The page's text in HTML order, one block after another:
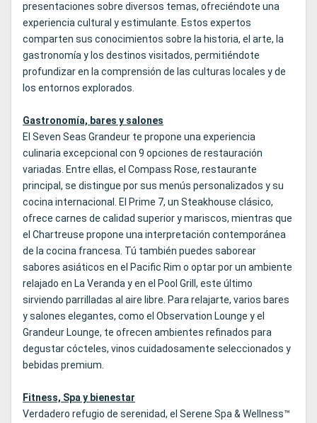
presentaciones sobre diversos temas, ofreciéndote una
experiencia cultural y estimulante. Estos expertos
comparten sus conocimientos sobre la historia, el arte, la
gastronomía y los destinos visitados, permitiéndote
profundizar en la comprensión de las culturas locales y de
los entornos explorados.
Gastronomía, bares y salones
El Seven Seas Grandeur te propone una experiencia
culinaria excepcional con 9 opciones de restauración
variadas. Entre ellas, el Compass Rose, restaurante
principal, se distingue por sus menús personalizados y su
cocina internacional. El Prime 7, un Steakhouse clásico,
ofrece carnes de calidad superior y mariscos, mientras que
el Chartreuse propone una interpretación contemporánea
de la cocina francesa. Tú también puedes saborear
sabores asiáticos en el Pacific Rim o optar por un ambiente
relajado en La Veranda y en el Pool Grill, este último
sirviendo parrilladas al aire libre. Para relajarte, varios bares
y salones elegantes, como el Observation Lounge y el
Grandeur Lounge, te ofrecen ambientes refinados para
degustar cócteles, vinos cuidadosamente seleccionados y
bebidas premium.
Fitness, Spa y bienestar
Verdadero refugio de serenidad, el Serene Spa & Wellness™